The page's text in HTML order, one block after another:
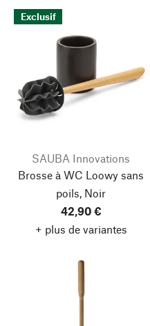
Exclusif
SAUBA Innovations
Brosse à WC Loowy sans
poils, Noir
42,90 €
+ plus de variantes